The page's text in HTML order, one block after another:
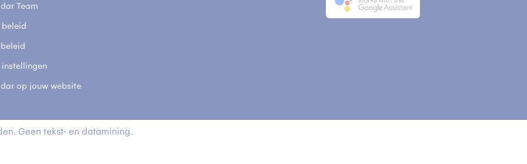
Team
beleid
instellingen
op jouw website
Geen tekst- en datamining.